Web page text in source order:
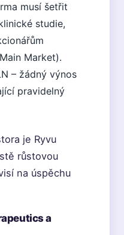
musí šetřit
studie,
Market).
– žádný výnos
pravidelný
je Ryvu
růstovou
na úspěchu
a